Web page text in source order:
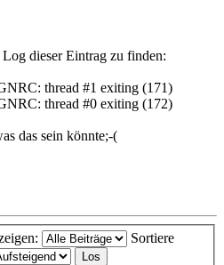
dieser Eintrag zu finden:
thread #1 exiting (171)
thread #0 exiting (172)
das sein könnte;-(
Sortiere